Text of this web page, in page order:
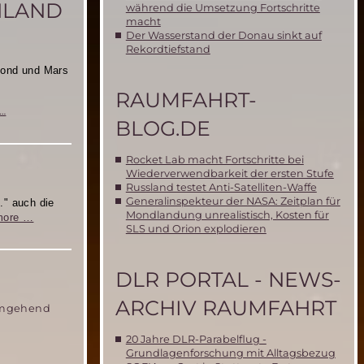
und Mars
Deutschland
auch die
…
während die Umsetzung Fortschritte
macht
Der Wasserstand der Donau sinkt auf
Rekordtiefstand
RAUMFAHRT-
BLOG.DE
Rocket Lab macht Fortschritte bei
Wiederverwendbarkeit der ersten Stufe
Russland testet Anti-Satelliten-Waffe
Generalinspekteur der NASA: Zeitplan für
Mondlandung unrealistisch, Kosten für
SLS und Orion explodieren
DLR PORTAL - NEWS-
ARCHIV RAUMFAHRT
20 Jahre DLR-Parabelflug -
Grundlagenforschung mit Alltagsbezug